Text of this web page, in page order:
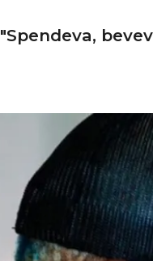
"Spendeva,